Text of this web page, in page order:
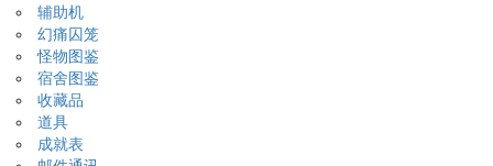
辅助机
幻痛囚笼
怪物图鉴
宿舍图鉴
收藏品
道具
成就表